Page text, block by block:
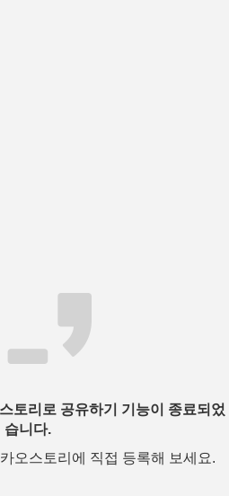
토리로 공유하기 기능이 종료되었
습니다.
오스토리에 직접 등록해 보세요.